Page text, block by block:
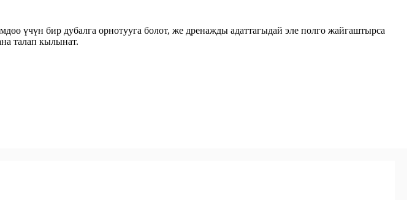
үчүн бир дубалга орнотууга болот, же дренажды адаттагыдай эле полго жайгаштырса
талап кылынат.